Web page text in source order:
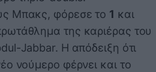
Μπακς, φόρεσε το 1 και
της καριέρας του
Jabbar. Η απόδειξη ότι
νούμερο φέρνει και το